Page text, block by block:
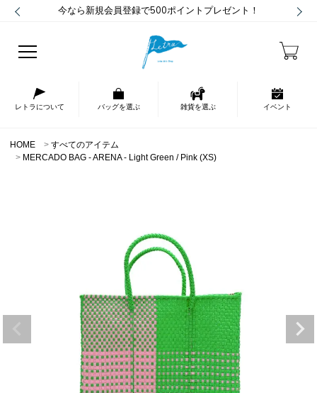
今なら新規会員登録で500ポイントプレゼント！
レトラについて バッグを選ぶ 雑貨を選ぶ イベント
HOME
すべてのアイテム
MERCADO BAG - ARENA - Light Green / Pink (XS)